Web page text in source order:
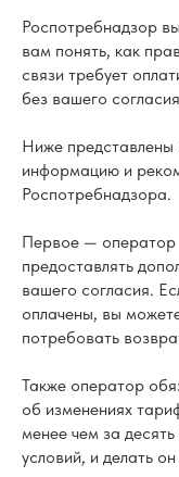
Роспотребнадзор
вам понять, как
связи требует
без вашего
Ниже
информацию и
Роспотребнадзора.
Первое — оператор
предоставлять
вашего согласия.
оплачены, вы
потребовать
Также оператор
об изменениях
менее чем за
условий, и делать